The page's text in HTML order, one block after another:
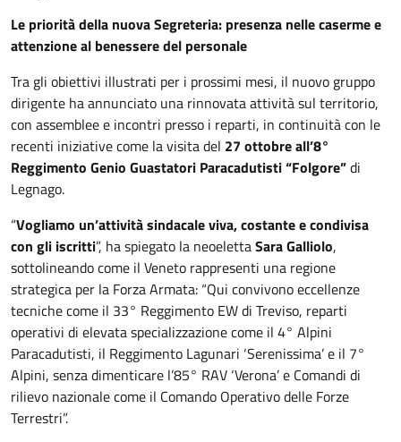
Le priorità della nuova Segreteria: presenza nelle caserme e
attenzione al benessere del personale
Tra gli obiettivi illustrati per i prossimi mesi, il nuovo gruppo
dirigente ha annunciato una rinnovata attività sul territorio,
con assemblee e incontri presso i reparti, in continuità con le
recenti iniziative come la visita del 27 ottobre all’8°
Reggimento Genio Guastatori Paracadutisti “Folgore”di
Legnago.
“Vogliamo un’attività sindacale viva, costante e condivisa
con gli iscritti”, ha spiegato la neoelettaSara Galliolo,
sottolineando come il Veneto rappresenti una regione
strategica per la Forza Armata: “Qui convivono eccellenze
tecniche come il 33° Reggimento EW di Treviso, reparti
operativi di elevata specializzazione come il 4° Alpini
Paracadutisti, il Reggimento Lagunari ‘Serenissima’ e il 7°
Alpini, senza dimenticare l’85° RAV ‘Verona’ e Comandi di
rilievo nazionale come il Comando Operativo delle Forze
Terrestri”.